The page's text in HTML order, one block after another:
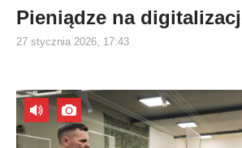
Pieniądze na
27 stycznia 2026, 17:43